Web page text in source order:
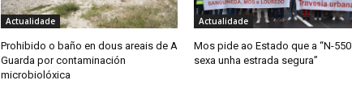
Actualidade
Prohibido o baño en dous areais de A
Guarda por contaminación
microbiolóxica
Actualidade
Mos pide ao Estado que a “N-550
sexa unha estrada segura”